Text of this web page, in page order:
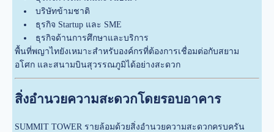
บริษัทข้ามชาติ
ธุรกิจ Startup และ SME
ธุรกิจด้านการศึกษาและบริการ
พื้นที่พญาไทยังเหมาะสำหรับองค์กรที่ต้องการเชื่อมต่อกับสยาม
อโศก และสนามบินสุวรรณภูมิได้อย่างสะดวก
สิ่งอำนวยความสะดวกโดยรอบอาคาร
SUMMIT TOWER รายล้อมด้วยสิ่งอำนวยความสะดวกครบครัน